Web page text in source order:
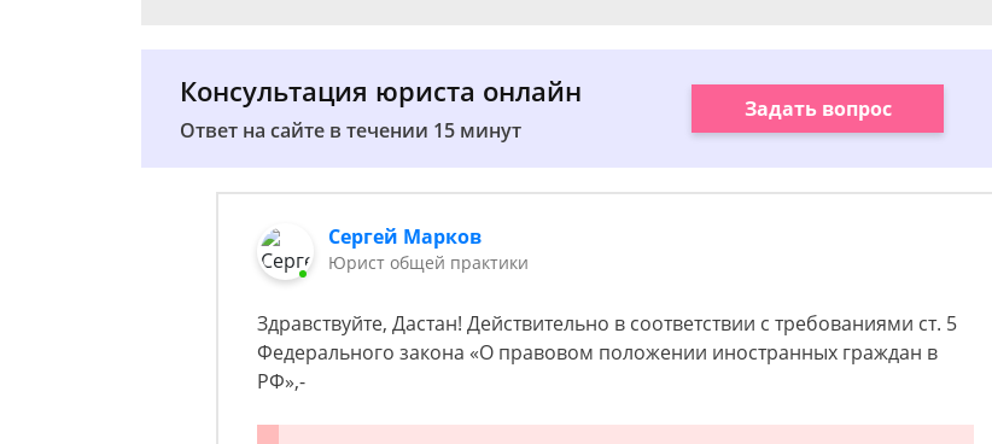
Консультация юриста онлайн
Ответ на сайте в течении 15 минут
Задать вопрос
Сергей Марков
Юрист общей практики
Здравствуйте, Дастан! Действительно в соответствии с требованиями ст. 5
Федерального закона «О правовом положении иностранных граждан в
РФ»,-